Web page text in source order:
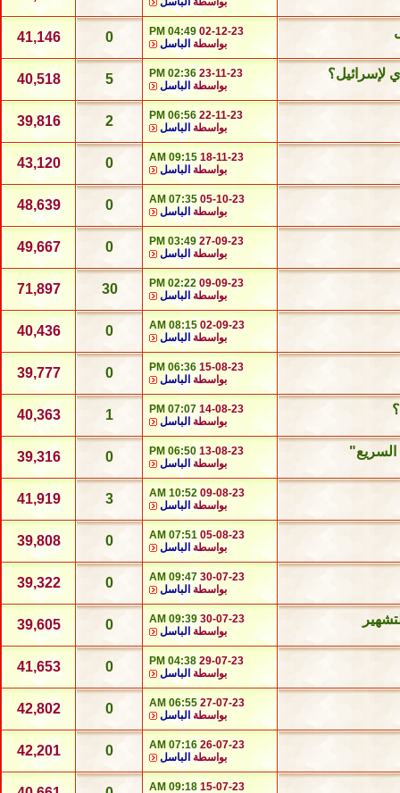
02-12-23
04:49 PM
بواسطة الباسل 0
41,146
لإسرائيل؟ 23-11-23
02:36 PM
بواسطة الباسل 5
40,518
22-11-23
06:56 PM
بواسطة الباسل 2
39,816
18-11-23
09:15 AM
بواسطة الباسل 0
43,120
05-10-23
07:35 AM
بواسطة الباسل 0
48,639
27-09-23
03:49 PM
بواسطة الباسل 0
49,667
09-09-23
02:22 PM
بواسطة الباسل 30
71,897
02-09-23
08:15 AM
بواسطة الباسل 0
40,436
15-08-23
06:36 PM
بواسطة الباسل 0
39,777
14-08-23
07:07 PM
بواسطة الباسل 1
40,363
السريع" 13-08-23
06:50 PM
بواسطة الباسل 0
39,316
09-08-23
10:52 AM
بواسطة الباسل 3
41,919
05-08-23
07:51 AM
بواسطة الباسل 0
39,808
30-07-23
09:47 AM
بواسطة الباسل 0
39,322
30-07-23
09:39 AM
بواسطة الباسل 0
39,605
29-07-23
04:38 PM
بواسطة الباسل 0
41,653
27-07-23
06:55 AM
بواسطة الباسل 0
42,802
26-07-23
07:16 AM
بواسطة الباسل 0
42,201
15-07-23
09:18 AM